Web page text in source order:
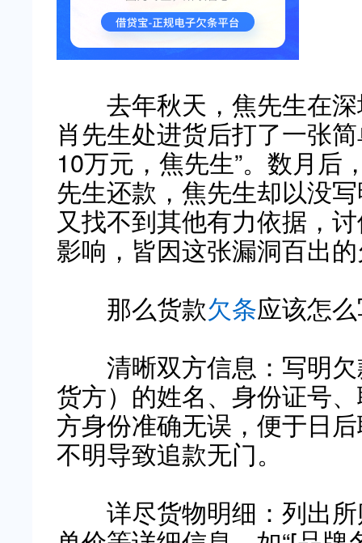
去年秋天，焦先生在深
肖先生处进货后打了一张
10万元，焦先生”。数月后
先生还款，焦先生却以没
又找不到其他有力依据，
影响，皆因这张漏洞百出
那么货款欠条应该怎
清晰双方信息：写明欠
货方）的姓名、身份证号
方身份准确无误，便于日
不明导致追款无门。
详尽货物明细：列出所